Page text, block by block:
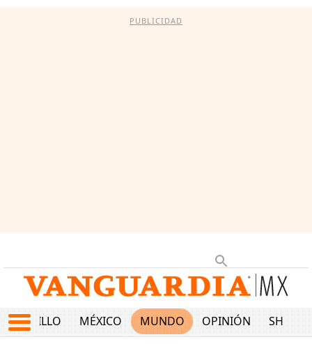
PUBLICIDAD
SALTILLO MÉXICO MUNDO OPINIÓN SHOW